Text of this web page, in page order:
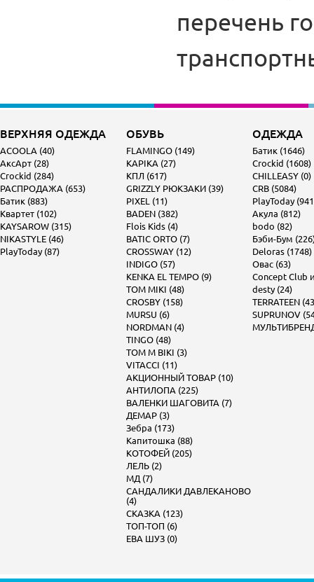
перечень
ВЕРХНЯЯ ОДЕЖДА
ACOOLA (40)
АксАрт (28)
Crockid (284)
РАСПРОДАЖА (653)
Батик (883)
Квартет (102)
KAYSAROW (315)
NIKASTYLE (46)
PlayToday (87)
ОБУВЬ
FLAMINGO (149)
KAPIKA (27)
КПЛ (617)
GRIZZLY РЮКЗАКИ (39)
PIXEL (11)
BADEN (382)
Flois Kids (4)
BATIC ORTO (7)
CROSSWAY (12)
INDIGO (57)
KENKA EL TEMPO (9)
TOM MIKI (48)
CROSBY (158)
MURSU (6)
NORDMAN (4)
TINGO (48)
TOM M BIKI (3)
VITACCI (11)
АКЦИОННЫЙ ТОВАР (10)
АНТИЛОПА (225)
ВАЛЕНКИ ШАГОВИТА (7)
ДЕМАР (3)
Зебра (173)
Капитошка (88)
КОТОФЕЙ (205)
ЛЕЛЬ (2)
МД (7)
САНДАЛИКИ ДАВЛЕКАНОВО
(4)
СКАЗКА (123)
ТОП-ТОП (6)
ЕВА ШУЗ (0)
ОДЕЖДА
Батик (1646)
Crockid (1608)
CHILLEASY (0)
CRB (5084)
PlayToday
Акула (812)
bodo (82)
Бэби-Бум
Deloras (1748)
Овас (63)
Concept Club
desty (24)
TERRATEEN
SUPRUNOV